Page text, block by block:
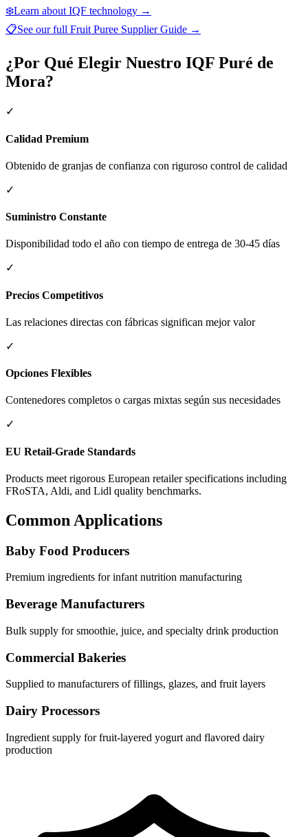
❄️Learn about IQF technology →
📋See our full Fruit Puree Supplier Guide →
¿Por Qué Elegir Nuestro IQF Puré de
Mora?
✓
Calidad Premium
Obtenido de granjas de confianza con riguroso control de calidad
✓
Suministro Constante
Disponibilidad todo el año con tiempo de entrega de 30-45 días
✓
Precios Competitivos
Las relaciones directas con fábricas significan mejor valor
✓
Opciones Flexibles
Contenedores completos o cargas mixtas según sus necesidades
✓
EU Retail-Grade Standards
Products meet rigorous European retailer specifications including
FRoSTA, Aldi, and Lidl quality benchmarks.
Common Applications
Baby Food Producers
Premium ingredients for infant nutrition manufacturing
Beverage Manufacturers
Bulk supply for smoothie, juice, and specialty drink production
Commercial Bakeries
Supplied to manufacturers of fillings, glazes, and fruit layers
Dairy Processors
Ingredient supply for fruit-layered yogurt and flavored dairy
production